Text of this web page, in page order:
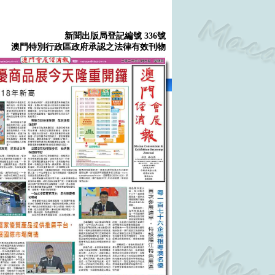
新聞出版局登記編號 336號
澳門特別行政區政府承認之法律有效刊物